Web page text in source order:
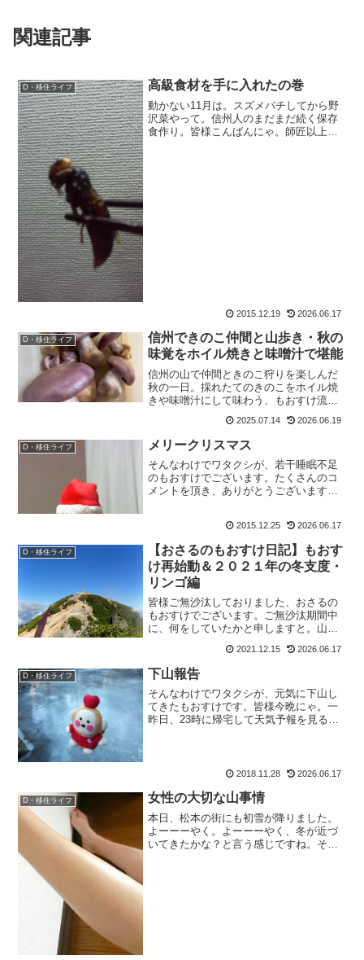
関連記事
D・移住ライフ 高級食材を手に入れたの巻
動かない11月は。スズメバチしてから野
沢菜やって。信州人のまだまだ続く保存
食作り。皆様こんばんにゃ。師匠以上に
2015.12.19 2026.06.17
D・移住ライフ
信州できのこ仲間と山歩き・秋の
味覚をホイル焼きと味噌汁で堪能
信州の山で仲間ときのこ狩りを楽しんだ
秋の一日。採れたてのきのこをホイル焼
きや味噌汁にして味わう、もおすけ流の
2025.07.14 2026.06.19
D・移住ライフ メリークリスマス
そんなわけでワタクシが、若干睡眠不足
のもおすけでございます。たくさんのコ
メントを頂き、ありがとうございます。
マスだから。これをお届けに上がりまし
た。皆さん。メリークリス...
2015.12.25 2026.06.17
D・移住ライフ
【おさるのもおすけ日記】もおす
け再始動＆２０２１年の冬支度・
リンゴ編
皆様ご無沙汰しておりました、おさるの
もおすけでございます。ご無沙汰期間中
に、何をしていたかと申しますと。山と
ナで控えていた歯医者さん＆病院とか。
で、以前ココでも書いた右肩を痛めてよ
うやく回復した・・・と思...
2021.12.15 2026.06.17
D・移住ライフ 下山報告
そんなわけでワタクシが、元気に下山し
てきたもおすけです。皆様今晩にゃ。一
昨日、23時に帰宅して天気予報を見る
クタクタでバテるかも...
2018.11.28 2026.06.17
D・移住ライフ 女性の大切な山事情
本日、松本の街にも初雪が降りました。
よーーーやく。よーーーやく、冬が近づ
いてきたかな？と言う感じですね。その